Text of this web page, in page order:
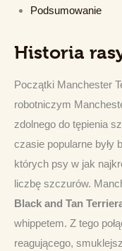
Podsumowanie
Historia
Początki Manchester
robotniczym
zdolnego do tępienia
czasie popularne były
których psy w jak
liczbę szczurów.
Black and Tan
whippetem. Z tego
reagującego,